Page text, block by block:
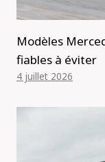
Modèles
fiables à éviter
4 juillet 2026